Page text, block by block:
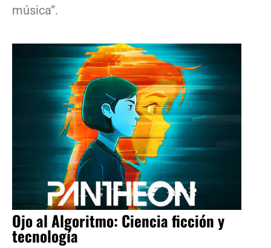
música”.
Ojo al Algoritmo: Ciencia ficción y
tecnología